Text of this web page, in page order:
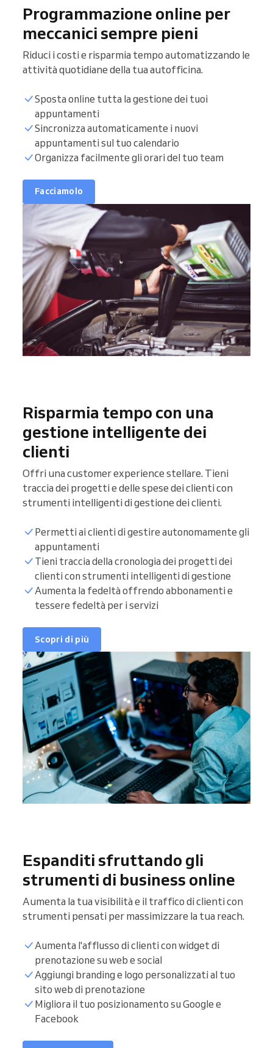
Programmazione online per
meccanici sempre pieni
Riduci i costi e risparmia tempo automatizzando le
attività quotidiane della tua autofficina.
Sposta online tutta la gestione dei tuoi
appuntamenti
Sincronizza automaticamente i nuovi
appuntamenti sul tuo calendario
Organizza facilmente gli orari del tuo team
Facciamolo
Risparmia tempo con una
gestione intelligente dei
clienti
Offri una customer experience stellare. Tieni
traccia dei progetti e delle spese dei clienti con
strumenti intelligenti di gestione dei clienti.
Permetti ai clienti di gestire autonomamente gli
appuntamenti
Tieni traccia della cronologia dei progetti dei
clienti con strumenti intelligenti di gestione
Aumenta la fedeltà offrendo abbonamenti e
tessere fedeltà per i servizi
Scopri di più
Espanditi sfruttando gli
strumenti di business online
Aumenta la tua visibilità e il traffico di clienti con
strumenti pensati per massimizzare la tua reach.
Aumenta l'afflusso di clienti con widget di
prenotazione su web e social
Aggiungi branding e logo personalizzati al tuo
sito web di prenotazione
Migliora il tuo posizionamento su Google e
Facebook